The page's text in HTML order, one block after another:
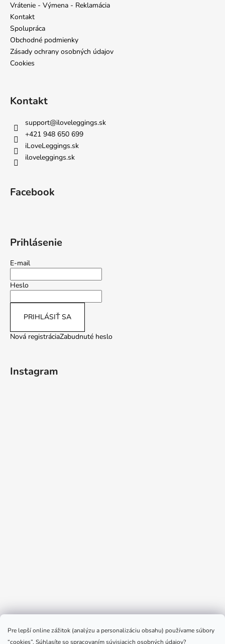
Pre lepší online zážitok (analýzu a personalizáciu obsahu) používame súbory
“cookies”. Súhlasíte so spracovaním súvisiacich osobných údajov?
Vrátenie - Výmena - Reklamácia
Kontakt
Spolupráca
Obchodné podmienky
Zásady ochrany osobných údajov
Cookies
Kontakt
support@iloveleggings.sk
+421 948 650 699
iLoveLeggings.sk
iloveleggings.sk
Facebook
Prihlásenie
E-mail
Heslo
PRIHLÁSIŤ SA
Nová registráciaZabudnuté heslo
Instagram
Sledovať na Instagrame